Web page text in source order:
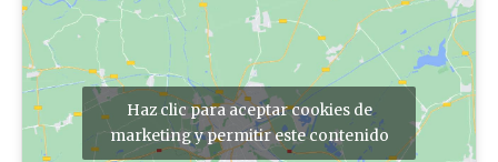
Haz clic para aceptar cookies de
marketing y permitir este contenido